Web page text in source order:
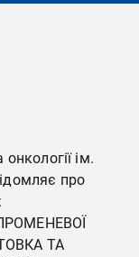
ім.
про
ТА